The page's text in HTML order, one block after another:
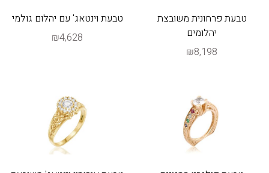
טבעת פרחונית משובצת
יהלומים
₪8,198
טבעת וינטאג' עם יהלום גולמי
₪4,628